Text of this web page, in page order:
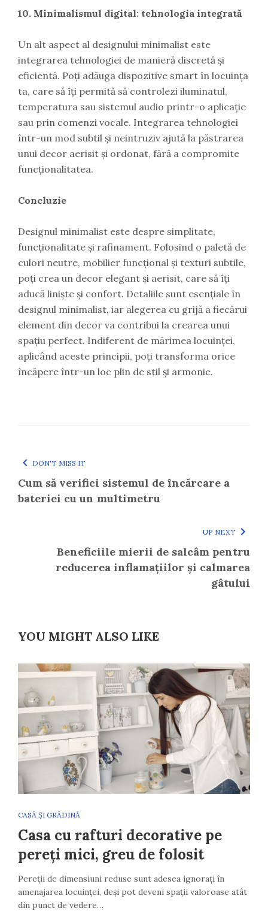
10. Minimalismul digital: tehnologia integrată
Un alt aspect al designului minimalist este
integrarea tehnologiei de manieră discretă și
eficientă. Poți adăuga dispozitive smart în locuința
ta, care să îți permită să controlezi iluminatul,
temperatura sau sistemul audio printr-o aplicație
sau prin comenzi vocale. Integrarea tehnologiei
într-un mod subtil și neintruziv ajută la păstrarea
unui decor aerisit și ordonat, fără a compromite
funcționalitatea.
Concluzie
Designul minimalist este despre simplitate,
funcționalitate și rafinament. Folosind o paletă de
culori neutre, mobilier funcțional și texturi subtile,
poți crea un decor elegant și aerisit, care să îți
aducă liniște și confort. Detaliile sunt esențiale în
designul minimalist, iar alegerea cu grijă a fiecărui
element din decor va contribui la crearea unui
spațiu perfect. Indiferent de mărimea locuinței,
aplicând aceste principii, poți transforma orice
încăpere într-un loc plin de stil și armonie.
DON'T MISS IT
Cum să verifici sistemul de încărcare a
bateriei cu un multimetru
UP NEXT
Beneficiile mierii de salcâm pentru
reducerea inflamațiilor și calmarea
gâtului
YOU MIGHT ALSO LIKE
CASĂ ȘI GRĂDINĂ
Casa cu rafturi decorative pe
pereți mici, greu de folosit
Pereții de dimensiuni reduse sunt adesea ignorați în
amenajarea locuinței, deși pot deveni spații valoroase atât
din punct de vedere…